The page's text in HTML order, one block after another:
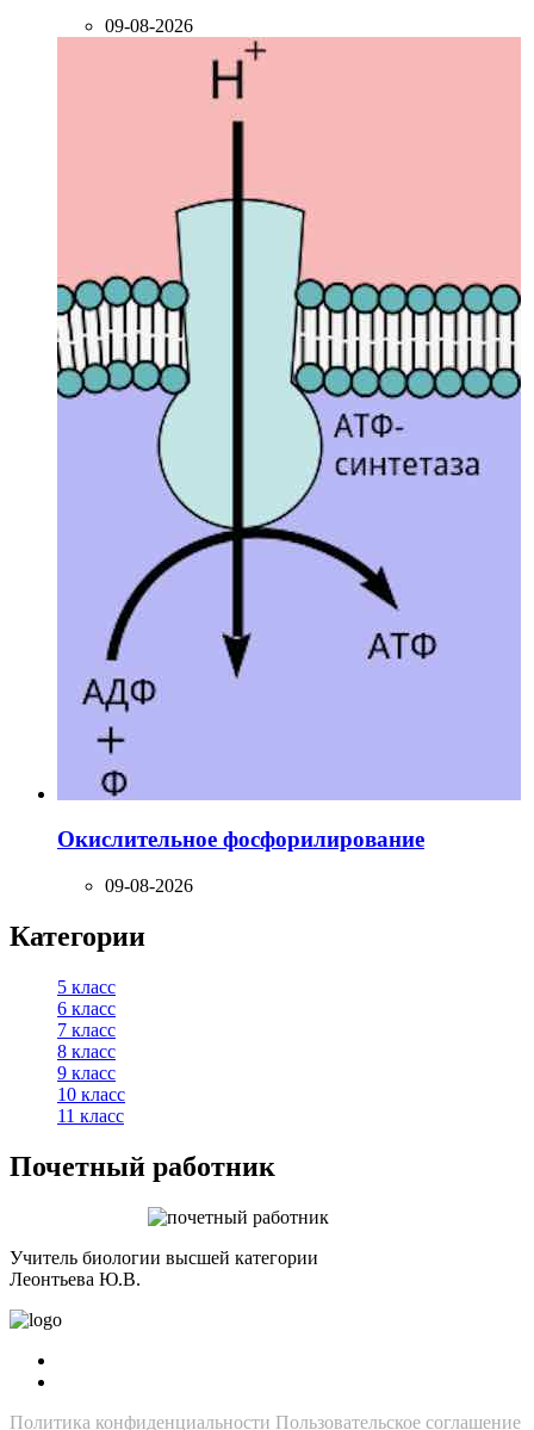
09-08-2026
Окислительное фосфорилирование
09-08-2026
Категории
5 класс
6 класс
7 класс
8 класс
9 класс
10 класс
11 класс
Почетный работник
Учитель биологии высшей категории
Леонтьева Ю.В.
Политика конфиденциальности Пользовательское соглашение